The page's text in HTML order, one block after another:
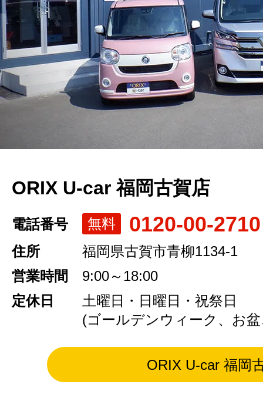
ORIX U-car 福岡古賀店
電話番号 無料 0120-00-2710
住所
福岡県古賀市青柳1134-1
営業時間
9:00～18:00
定休日
土曜日・日曜日・祝祭日
(ゴールデンウィーク、お
ORIX U-car 福岡